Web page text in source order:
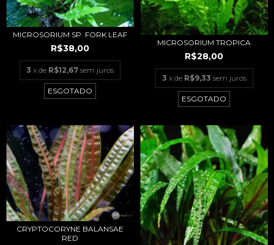
MICROSORIUM SP. FORK LEAF
R$38,00
3 x de R$12,67 sem juros
ESGOTADO
MICROSORIUM TROPICA
R$28,00
3 x de R$9,33 sem juros
ESGOTADO
CRYPTOCORYNE BALANSAE
RED